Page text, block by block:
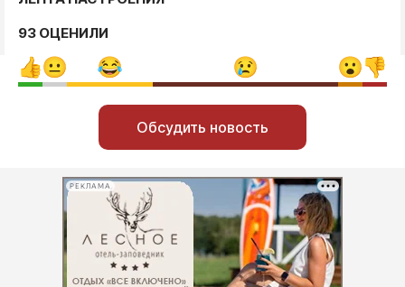
93 ОЦЕНИЛИ
Обсудить новость
РЕКЛАМА